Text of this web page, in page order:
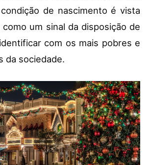
de nascimento é vista
um sinal da disposição de
com os mais pobres e
da sociedade.